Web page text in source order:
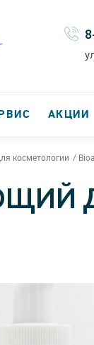
АКЦИИ
косметологии